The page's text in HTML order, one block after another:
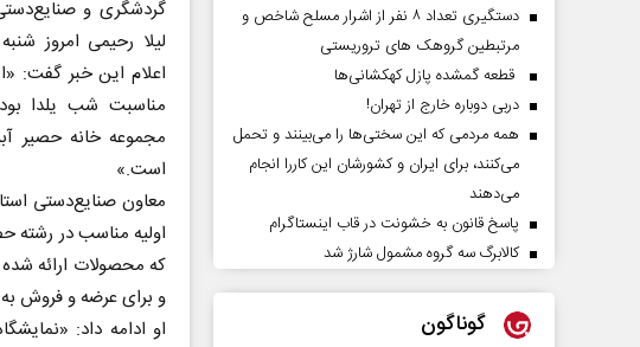
گردشگری و
اعلام این خبر گفت:
مناسبت شب یلدا
مجموعه خانه حصیر
است.»
معاون صنایع‌دستی
اولیه مناسب در
که محصولات ارائه
و برای عرضه و فروش
دستگیری تعداد ۸ نفر از اشرار مسلح شاخص و
مرتبطین گروهک های تروریستی
قطعه گمشده پازل کهکشانی‌ها
دربی دوباره خارج از تهران!
همه مردمی که این سختی‌ها را می‌بینند و تحمل
می‌کنند، برای ایران و کشورشان این کاررا انجام
می‌دهند
پاسخ قانون به خشونت در قاب اینستاگرام
کالابرگ سه گروه مشمول شارژ شد
گوناگون